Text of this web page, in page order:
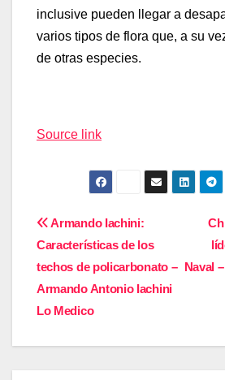
inclusive pueden llegar a
varios tipos de flora que, a su
de otras especies.
Source link
Navegación
de
entradas
Naval
Armando Iachini:
Características de los
techos de policarbonato –
Armando Antonio Iachini
Lo Medico